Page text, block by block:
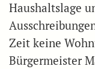
Haushaltslage
Zeit keine
Bürgermeister